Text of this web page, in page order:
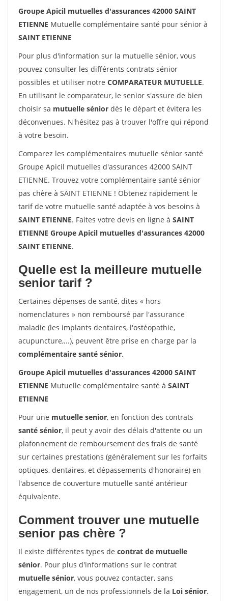
Groupe Apicil mutuelles d'assurances 42000 SAINT
ETIENNE Mutuelle complémentaire santé pour sénior à
SAINT ETIENNE
Pour plus d'information sur la mutuelle sénior, vous
pouvez consulter les différents contrats sénior
possibles et utiliser notre COMPARATEUR MUTUELLE.
En utilisant le comparateur, le senior s'assure de bien
choisir sa mutuelle sénior dès le départ et évitera les
déconvenues. N'hésitez pas à trouver l'offre qui répond
à votre besoin.
Comparez les complémentaires mutuelle sénior santé
Groupe Apicil mutuelles d'assurances 42000 SAINT
ETIENNE. Trouvez votre complémentaire santé sénior
pas chère à SAINT ETIENNE ! Obtenez rapidement le
tarif de votre mutuelle santé adaptée à vos besoins à
SAINT ETIENNE. Faites votre devis en ligne à SAINT
ETIENNE Groupe Apicil mutuelles d'assurances 42000
SAINT ETIENNE.
Quelle est la meilleure mutuelle
senior tarif ?
Certaines dépenses de santé, dites « hors
nomenclatures » non remboursé par l'assurance
maladie (les implants dentaires, l'ostéopathie,
acupuncture,...), peuvent être prise en charge par la
complémentaire santé sénior.
Groupe Apicil mutuelles d'assurances 42000 SAINT
ETIENNE Mutuelle complémentaire santé à SAINT
ETIENNE
Pour une mutuelle senior, en fonction des contrats
santé sénior, il peut y avoir des délais d'attente ou un
plafonnement de remboursement des frais de santé
sur certaines prestations (généralement sur les forfaits
optiques, dentaires, et dépassements d'honoraire) en
l'absence de couverture mutuelle santé antérieur
équivalente.
Comment trouver une mutuelle
senior pas chère ?
Il existe différentes types de contrat de mutuelle
sénior. Pour plus d'informations sur le contrat
mutuelle sénior, vous pouvez contacter, sans
engagement, un de nos professionnels de la Loi sénior.